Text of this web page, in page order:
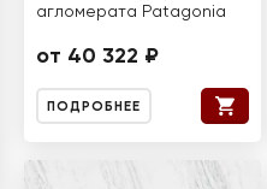
агломерата Patagonia
от 40 322 ₽
ПОДРОБНЕЕ